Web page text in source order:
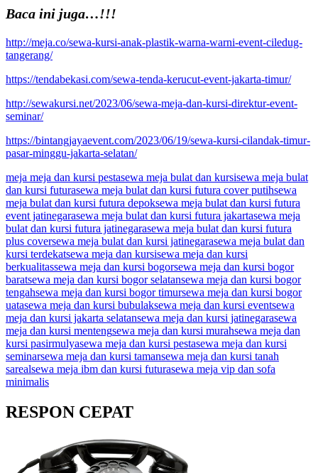
Baca ini juga…!!!
http://meja.co/sewa-kursi-anak-plastik-warna-warni-event-ciledug-
tangerang/
https://tendabekasi.com/sewa-tenda-kerucut-event-jakarta-timur/
http://sewakursi.net/2023/06/sewa-meja-dan-kursi-direktur-event-
seminar/
https://bintangjayaevent.com/2023/06/19/sewa-kursi-cilandak-timur-
pasar-minggu-jakarta-selatan/
meja meja dan kursi pestasewa meja bulat dan kursisewa meja bulat
dan kursi futurasewa meja bulat dan kursi futura cover putihsewa
meja bulat dan kursi futura depoksewa meja bulat dan kursi futura
event jatinegarasewa meja bulat dan kursi futura jakartasewa meja
bulat dan kursi futura jatinegarasewa meja bulat dan kursi futura
plus coversewa meja bulat dan kursi jatinegarasewa meja bulat dan
kursi terdekatsewa meja dan kursisewa meja dan kursi
berkualitassewa meja dan kursi bogorsewa meja dan kursi bogor
baratsewa meja dan kursi bogor selatansewa meja dan kursi bogor
tengahsewa meja dan kursi bogor timursewa meja dan kursi bogor
uatasewa meja dan kursi bubulaksewa meja dan kursi eventsewa
meja dan kursi jakarta selatansewa meja dan kursi jatinegarasewa
meja dan kursi mentengsewa meja dan kursi murahsewa meja dan
kursi pasirmulyasewa meja dan kursi pestasewa meja dan kursi
seminarsewa meja dan kursi tamansewa meja dan kursi tanah
sarealsewa meja ibm dan kursi futurasewa meja vip dan sofa
minimalis
RESPON CEPAT